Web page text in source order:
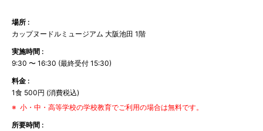
場所 :
カップヌードルミュージアム 大阪池田 1階
実施時間 :
9:30 〜 16:30 (最終受付 15:30)
料金 :
1食 500円 (消費税込)
小・中・高等学校の学校教育でご利用の場合は無料です。
所要時間 :